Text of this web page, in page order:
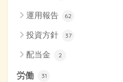
運用報告 62
投資方針 37
配当金 2
労働 31